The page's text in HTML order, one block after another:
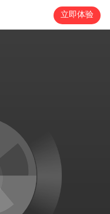
立即体验